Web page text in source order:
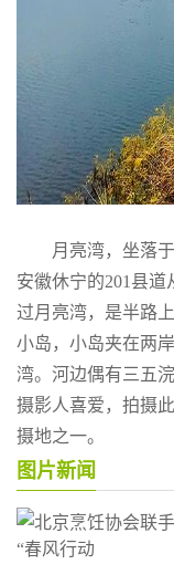
月亮湾，坐落
安徽休宁的201县
过月亮湾，是半路
小岛，小岛夹在两
湾。河边偶有三五
摄影人喜爱，拍摄
摄地之一。
图片新闻